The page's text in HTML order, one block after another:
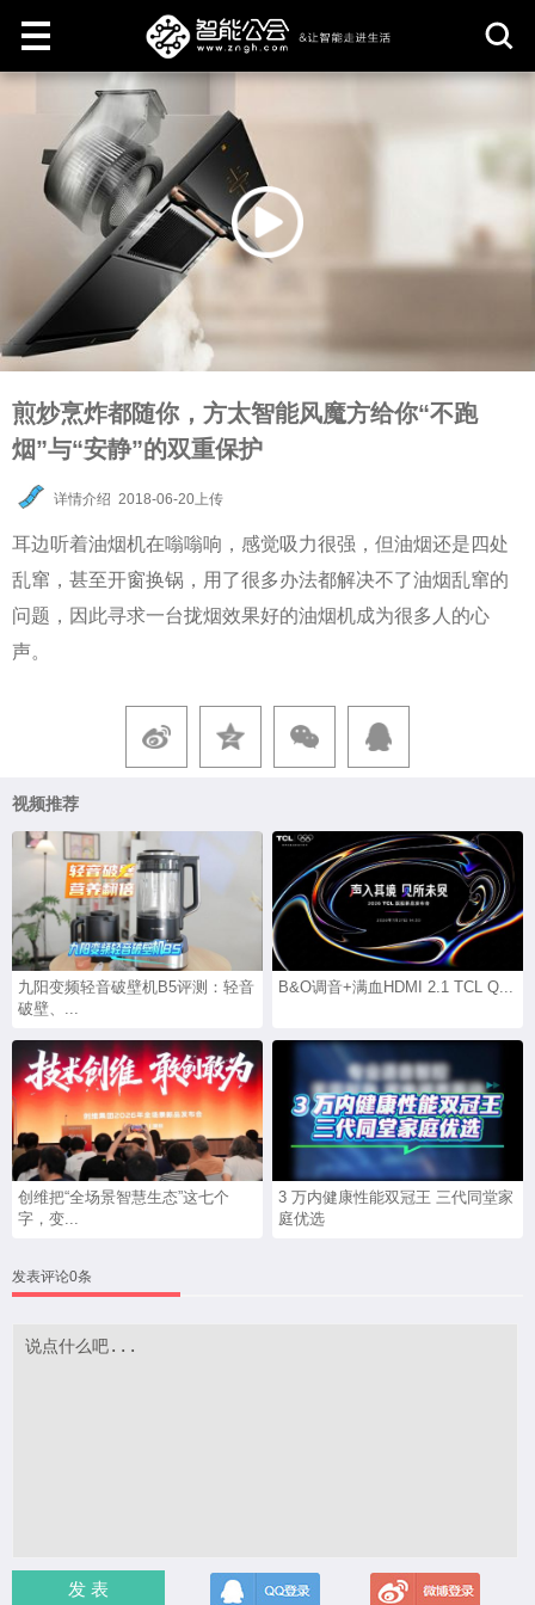
煎炒烹炸都随你，方太智能风魔方给你“不跑
烟”与“安静”的双重保护
详情介绍 2018-06-20上传
耳边听着油烟机在嗡嗡响，感觉吸力很强，但油烟还是四处
乱窜，甚至开窗换锅，用了很多办法都解决不了油烟乱窜的
问题，因此寻求一台拢烟效果好的油烟机成为很多人的心
声。
视频推荐
九阳变频轻音破壁机B5评测：轻音
破壁、...
B&O调音+满血HDMI 2.1 TCL Q...
创维把“全场景智慧生态”这七个
字，变...
3 万内健康性能双冠王 三代同堂家
庭优选
发表评论0条
发 表